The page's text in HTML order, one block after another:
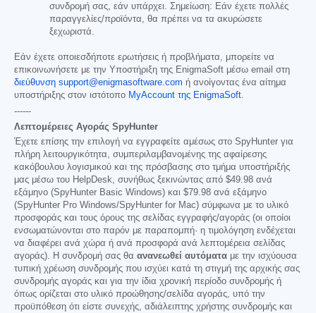
συνδρομή σας, εάν υπάρχει. Σημείωση: Εάν έχετε πολλές
παραγγελίες/προϊόντα, θα πρέπει να τα ακυρώσετε
ξεχωριστά.
Εάν έχετε οποιεσδήποτε ερωτήσεις ή προβλήματα, μπορείτε να
επικοινωνήσετε με την Υποστήριξη της EnigmaSoft μέσω email στη
διεύθυνση support@enigmasoftware.com ή ανοίγοντας ένα αίτημα
υποστήριξης στον ιστότοπο MyAccount της EnigmaSoft.
------
Λεπτομέρειες Αγοράς SpyHunter
Έχετε επίσης την επιλογή να εγγραφείτε αμέσως στο SpyHunter για
πλήρη λειτουργικότητα, συμπεριλαμβανομένης της αφαίρεσης
κακόβουλου λογισμικού και της πρόσβασης στο τμήμα υποστήριξής
μας μέσω του HelpDesk, συνήθως ξεκινώντας από $49.98 ανά
εξάμηνο (SpyHunter Basic Windows) και $79.98 ανά εξάμηνο
(SpyHunter Pro Windows/SpyHunter for Mac) σύμφωνα με το υλικό
προσφοράς και τους όρους της σελίδας εγγραφής/αγοράς (οι οποίοι
ενσωματώνονται στο παρόν με παραπομπή· η τιμολόγηση ενδέχεται
να διαφέρει ανά χώρα ή ανά προσφορά ανά λεπτομέρεια σελίδας
αγοράς). Η συνδρομή σας θα ανανεωθεί αυτόματα με την ισχύουσα
τυπική χρέωση συνδρομής που ισχύει κατά τη στιγμή της αρχικής σας
συνδρομής αγοράς και για την ίδια χρονική περίοδο συνδρομής ή
όπως ορίζεται στο υλικό προώθησης/σελίδα αγοράς, υπό την
προϋπόθεση ότι είστε συνεχής, αδιάλειπτης χρήστης συνδρομής και